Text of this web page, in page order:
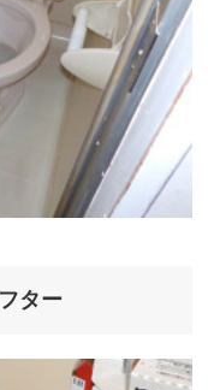
ター